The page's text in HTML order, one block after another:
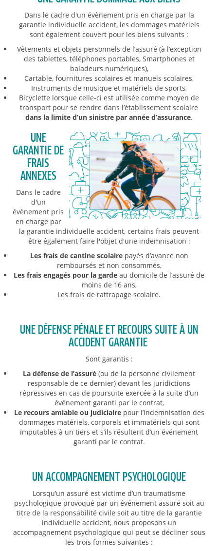
Dans le cadre d'un évènement pris en charge par la
garantie individuelle accident, les dommages matériels
sont également couvert pour les biens suivants :
Vêtements et objets personnels de l’assuré (à l’exception
des tablettes, téléphones portables, Smartphones et
baladeurs numériques),
Cartable, fournitures scolaires et manuels scolaires,
Instruments de musique et matériels de sports,
Bicyclette lorsque celle-ci est utilisée comme moyen de
transport pour se rendre dans l’établissement scolaire
dans la limite d’un sinistre par année d’assurance.
UNE
GARANTIE DE
FRAIS
ANNEXES
Dans le cadre
d'un
évènement pris
en charge par
la garantie individuelle accident, certains frais peuvent
être également faire l'objet d'une indemnisation :
Les frais de cantine scolairepayés d’avance non
remboursés et non consommés,
Les frais engagés pour la garde au domicile de l’assuré de
moins de 16 ans,
Les frais de rattrapage scolaire.
UNE DÉFENSE PÉNALE ET RECOURS SUITE À UN
ACCIDENT GARANTIE
Sont garantis :
La défense de l’assuré (ou de la personne civilement
responsable de ce dernier) devant les juridictions
répressives en cas de poursuite exercée à la suite d’un
événement garanti par le contrat,
Le recours amiable ou judiciairepour l’indemnisation des
dommages matériels, corporels et immatériels qui sont
imputables à un tiers et s’ils résultent d’un événement
garanti par le contrat.
UN ACCOMPAGNEMENT PSYCHOLOGIQUE
Lorsqu’un assuré est victime d’un traumatisme
psychologique provoqué par un événement assuré soit au
titre de la responsabilité civile soit au titre de la garantie
individuelle accident, nous proposons un
accompagnement psychologique qui peut se décliner sous
les trois formes suivantes :